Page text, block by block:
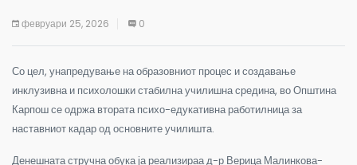
февруари 25, 2026 0
Со цел, унапредување на образовниот процес и создавање
инклузивна и психолошки стабилна училишна средина, во Општина
Карпош се одржа втората психо-едукативна работилница за
наставниот кадар од основните училишта.
Денешната стручна обука ја реализираа д-р Верица Малинкова-